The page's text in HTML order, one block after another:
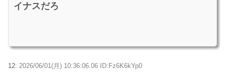
イナスだろ
12: 2026/06/01(月) 10:36:06.06 ID:Fz6K6kYp0